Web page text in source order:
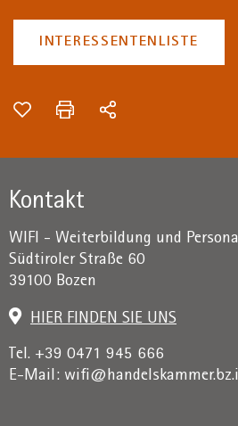
INTERESSENTENLISTE
Kontakt
WIFI - Weiterbildung und
Südtiroler Straße 60
39100 Bozen
HIER FINDEN SIE UNS
Tel. +39 0471 945 666
E-Mail: